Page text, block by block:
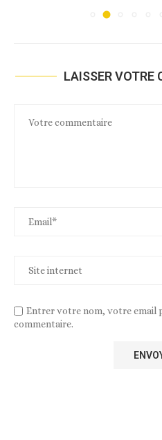
LAISSER VOTRE
Entrer votre nom, votre email
commentaire.